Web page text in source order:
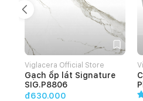
Viglacera Official Store
Gạch ốp lát Signature
SIG.P8806
đ630.000